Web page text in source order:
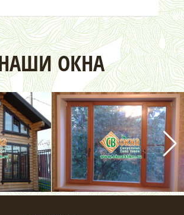
ОКНА